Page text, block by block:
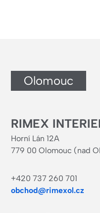
Olomouc
RIMEX
Horní Lán 12A
779 00 Olomouc (nad
+420 737 260 701
obchod@rimexol.cz